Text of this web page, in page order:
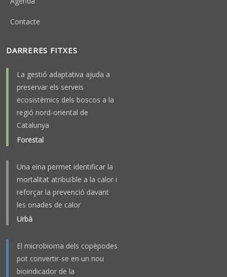
Contacte
DARRERES FITXES
La gestió adaptativa ajuda a
preservar els serveis
ecosistèmics dels boscos a la
regió nord-oriental de
Catalunya
Forestal
Una eina permet identificar la
mortalitat atribuïble a la calor i
reforçar la prevenció davant
les onades de calor
Urbà
El microbioma dels copèpodes
pot convertir-se en un nou
bioindicador de la